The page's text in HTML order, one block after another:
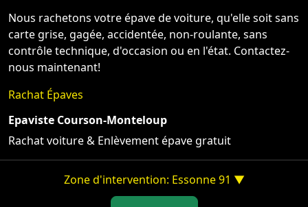
Nous rachetons votre épave de voiture, qu'elle soit sans
carte grise, gagée, accidentée, non-roulante, sans
contrôle technique, d'occasion ou en l'état. Contactez-
nous maintenant!
Rachat Épaves
Epaviste Courson-Monteloup
Rachat voiture & Enlèvement épave gratuit
Zone d'intervention: Essonne 91 ▼